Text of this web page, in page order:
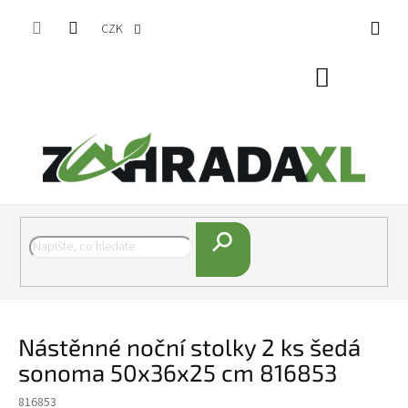
CZK
Hledat
Nástěnné noční stolky 2 ks šedá
sonoma 50x36x25 cm 816853
816853